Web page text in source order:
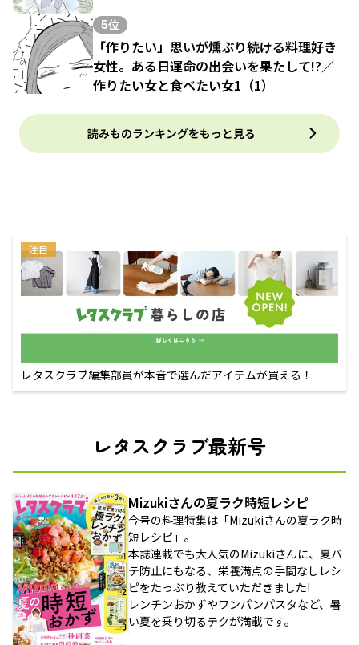
5位
「作りたい」思いが燻ぶり続ける料理好き
女性。ある日運命の出会いを果たして!?／
作りたい女と食べたい女1（1）
読みものランキングをもっと見る
注目
レタスクラブ編集部員が本音で選んだアイテムが買える！
レタスクラブ最新号
Mizukiさんの夏ラク時短レシピ
今号の料理特集は「Mizukiさんの夏ラク時
短レシピ」。
本誌連載でも大人気のMizukiさんに、夏バ
テ防止にもなる、栄養満点の手間なしレシ
ピをたっぷり教えていただきました!
レンチンおかずやワンパンパスタなど、暑
い夏を乗り切るテクが満載です。